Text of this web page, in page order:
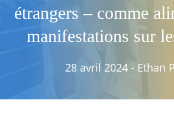
étrangers – comme
manifestations sur
28 avril 2024 - Ethan